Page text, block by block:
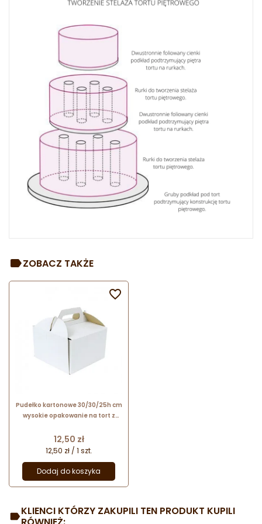
ZOBACZ TAKŻE
Pudełko kartonowe 30/30/25h cm
wysokie opakowanie na tort z
Cena
12,50 zł
12,50 zł / 1 szt.
Dodaj do koszyka

KLIENCI KTÓRZY ZAKUPILI TEN PRODUKT KUPILI